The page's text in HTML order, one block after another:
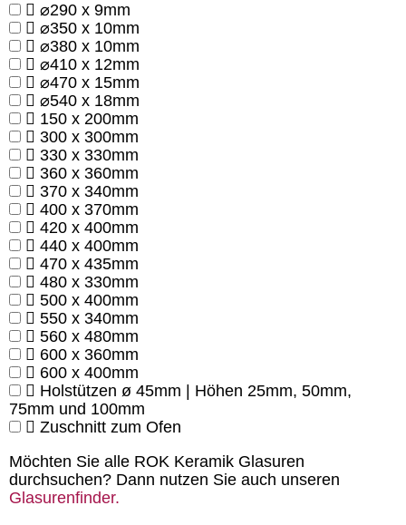
⌀290 x 9mm
⌀350 x 10mm
⌀380 x 10mm
⌀410 x 12mm
⌀470 x 15mm
⌀540 x 18mm
150 x 200mm
300 x 300mm
330 x 330mm
360 x 360mm
370 x 340mm
400 x 370mm
420 x 400mm
440 x 400mm
470 x 435mm
480 x 330mm
500 x 400mm
550 x 340mm
560 x 480mm
600 x 360mm
600 x 400mm
Holstützen ø 45mm | Höhen 25mm, 50mm,
75mm und 100mm
Zuschnitt zum Ofen
Möchten Sie alle ROK Keramik Glasuren
durchsuchen? Dann nutzen Sie auch unseren
Glasurenfinder.